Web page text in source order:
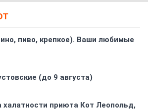
пиво, крепкое). Ваши любимые
(до 9 августа)
халатности приюта Кот Леопольд,